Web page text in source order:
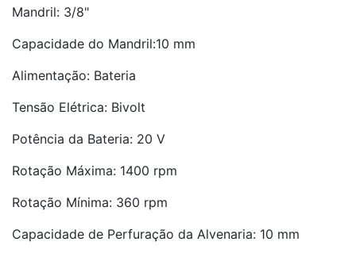
Mandril: 3/8"
Capacidade do Mandril:10 mm
Alimentação: Bateria
Tensão Elétrica: Bivolt
Potência da Bateria: 20 V
Rotação Máxima: 1400 rpm
Rotação Mínima: 360 rpm
Capacidade de Perfuração da Alvenaria: 10 mm